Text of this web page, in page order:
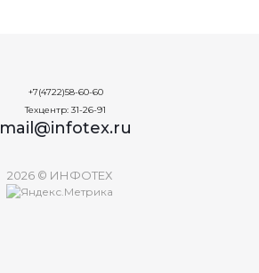
+7(4722)58-60-60
Техцентр: 31-26-91
mail@infotex.ru
2026 © ИНФОТЕХ